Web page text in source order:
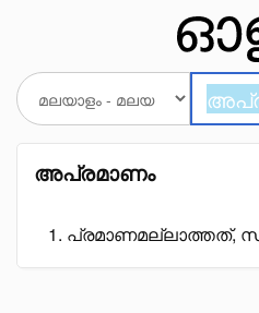
അപ്രമാണം
പ്രമാണമല്ലാത്തത്,